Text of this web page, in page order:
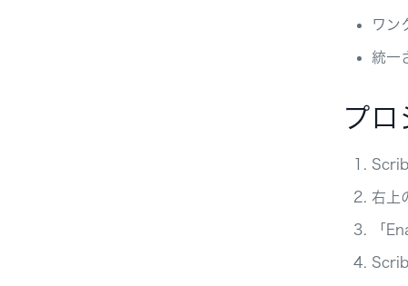
ワン
統一
プロ
右上
「